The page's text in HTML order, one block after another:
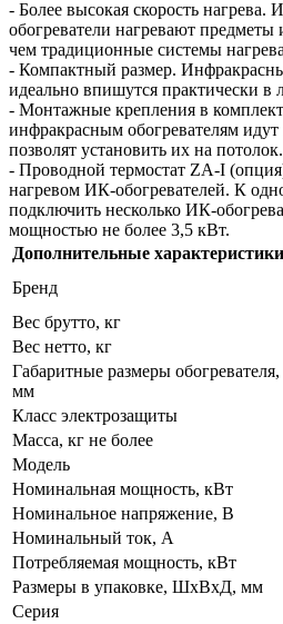
- Более высокая скорость нагрева.
обогреватели нагревают предметы
чем традиционные системы
- Компактный размер.
идеально впишутся практически в
- Монтажные крепления в
инфракрасным обогревателям
позволят установить их на потолок.
- Проводной термостат ZA-I
нагревом ИК-обогревателей. К
подключить несколько ИК-
мощностью не более 3,5 кВт.
Дополнительные характеристики
Бренд
Вес брутто, кг
Вес нетто, кг
Габаритные размеры
мм
Класс электрозащиты
Масса, кг не более
Модель
Номинальная мощность, кВт
Номинальное напряжение, В
Номинальный ток, А
Потребляемая мощность, кВт
Размеры в упаковке, ШхВхД, мм
Серия